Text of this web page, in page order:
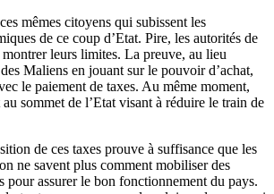
mêmes citoyens qui subissent les
de ce coup d’Etat. Pire, les autorités de
leurs limites. La preuve, au lieu
Maliens en jouant sur le pouvoir d’achat,
le paiement de taxes. Au même moment,
sommet de l’Etat visant à réduire le train de
de ces taxes prouve à suffisance que les
ne savent plus comment mobiliser des
pour assurer le bon fonctionnement du pays.